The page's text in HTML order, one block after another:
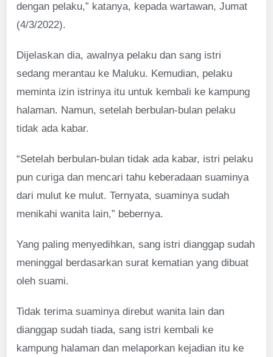
dengan pelaku,” katanya, kepada wartawan, Jumat
(4/3/2022).
Dijelaskan dia, awalnya pelaku dan sang istri
sedang merantau ke Maluku. Kemudian, pelaku
meminta izin istrinya itu untuk kembali ke kampung
halaman. Namun, setelah berbulan-bulan pelaku
tidak ada kabar.
“Setelah berbulan-bulan tidak ada kabar, istri pelaku
pun curiga dan mencari tahu keberadaan suaminya
dari mulut ke mulut. Ternyata, suaminya sudah
menikahi wanita lain,” bebernya.
Yang paling menyedihkan, sang istri dianggap sudah
meninggal berdasarkan surat kematian yang dibuat
oleh suami.
Tidak terima suaminya direbut wanita lain dan
dianggap sudah tiada, sang istri kembali ke
kampung halaman dan melaporkan kejadian itu ke